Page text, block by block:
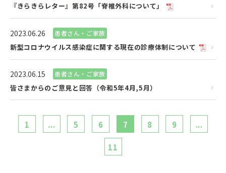
『きらきらレター』第82号「脊椎外科について」
2023.06.26 患者さん・ご家族
新型コロナウイルス感染症に関する現在の診療体制について
2023.06.15 患者さん・ご家族
皆さまからのご意見と回答（令和5年4月,5月）
1 ... 5 6 7 8 9 ...
11